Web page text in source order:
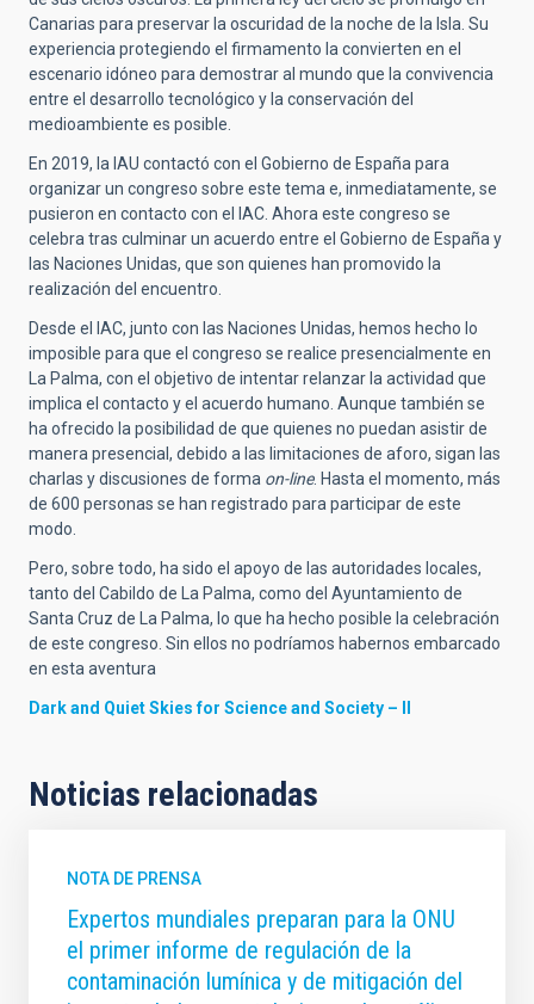
Canarias para preservar la oscuridad de la noche de la Isla. Su
experiencia protegiendo el firmamento la convierten en el
escenario idóneo para demostrar al mundo que la convivencia
entre el desarrollo tecnológico y la conservación del
medioambiente es posible.
En 2019, la IAU contactó con el Gobierno de España para
organizar un congreso sobre este tema e, inmediatamente, se
pusieron en contacto con el IAC. Ahora este congreso se
celebra tras culminar un acuerdo entre el Gobierno de España y
las Naciones Unidas, que son quienes han promovido la
realización del encuentro.
Desde el IAC, junto con las Naciones Unidas, hemos hecho lo
imposible para que el congreso se realice presencialmente en
La Palma, con el objetivo de intentar relanzar la actividad que
implica el contacto y el acuerdo humano. Aunque también se
ha ofrecido la posibilidad de que quienes no puedan asistir de
manera presencial, debido a las limitaciones de aforo, sigan las
charlas y discusiones de forma on-line. Hasta el momento, más
de 600 personas se han registrado para participar de este
modo.
Pero, sobre todo, ha sido el apoyo de las autoridades locales,
tanto del Cabildo de La Palma, como del Ayuntamiento de
Santa Cruz de La Palma, lo que ha hecho posible la celebración
de este congreso. Sin ellos no podríamos habernos embarcado
en esta aventura
Dark and Quiet Skies for Science and Society – II
Noticias relacionadas
NOTA DE PRENSA
Expertos mundiales preparan para la ONU
el primer informe de regulación de la
contaminación lumínica y de mitigación del